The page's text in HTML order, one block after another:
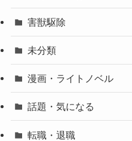
害獣駆除
未分類
漫画・ライトノベル
話題・気になる
転職・退職